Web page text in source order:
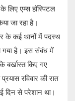
लिए एम्स हॉस्पिटल
जा रहा है।
के कई थानों में पदस्थ
गया है। इस संबंध में
बर्खास्त किए गए
रविवार की रात
दिन से परेशान था।